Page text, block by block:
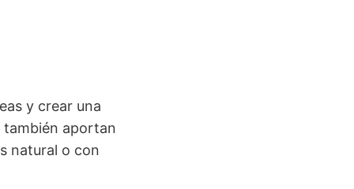
y crear una
también aportan
natural o con